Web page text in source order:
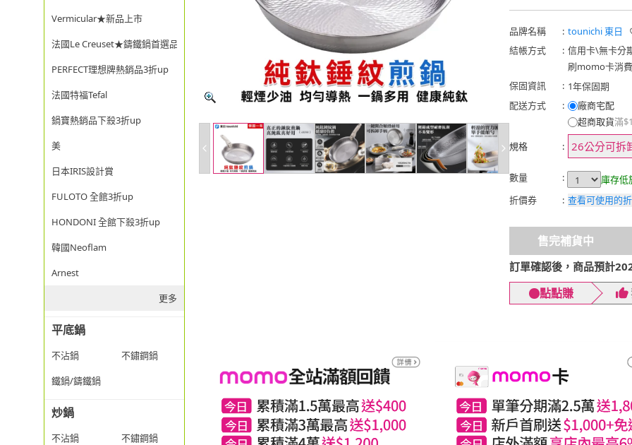
Vermicular★新品上市
法國Le Creuset★鑄鐵鍋首選品牌
PERFECT理想牌熱銷品3折up
法國特福Tefal
鍋寶熱銷品下殺3折up
美
日本IRIS設計賞
FULOTO 全館3折up
HONDONI 全館下殺3折up
韓國Neoflam
Arnest
更多
平底鍋
不沾鍋
不鏽鋼鍋
鐵鍋/鑄鐵鍋
炒鍋
不沾鍋
不鏽鋼鍋
品牌名稱 : tounichi 東日
結帳方式
: 信用卡\無卡分
刷momo卡消
保固資訊
: 1年保固期
配送方式
:
廠商宅配
超商取貨滿
規格
: 26公分可拆
數量 : 庫存低
折價券
: 查看可使用的
售完補貨中
訂單確認後，商品預計
點點賺